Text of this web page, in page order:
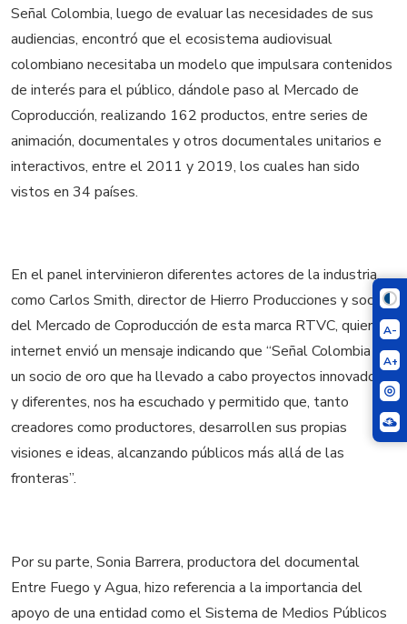
A-
A+
Señal Colombia, luego de evaluar las necesidades de sus
audiencias, encontró que el ecosistema audiovisual
colombiano necesitaba un modelo que impulsara contenidos
de interés para el público, dándole paso al Mercado de
Coproducción, realizando 162 productos, entre series de
animación, documentales y otros documentales unitarios e
interactivos, entre el 2011 y 2019, los cuales han sido
vistos en 34 países.
En el panel intervinieron diferentes actores de la industria,
como Carlos Smith, director de Hierro Producciones y socio
del Mercado de Coproducción de esta marca RTVC, quien vía
internet envió un mensaje indicando que “Señal Colombia es
un socio de oro que ha llevado a cabo proyectos innovadores
y diferentes, nos ha escuchado y permitido que, tanto
creadores como productores, desarrollen sus propias
visiones e ideas, alcanzando públicos más allá de las
fronteras”.
Por su parte, Sonia Barrera, productora del documental
Entre Fuego y Agua, hizo referencia a la importancia del
apoyo de una entidad como el Sistema de Medios Públicos